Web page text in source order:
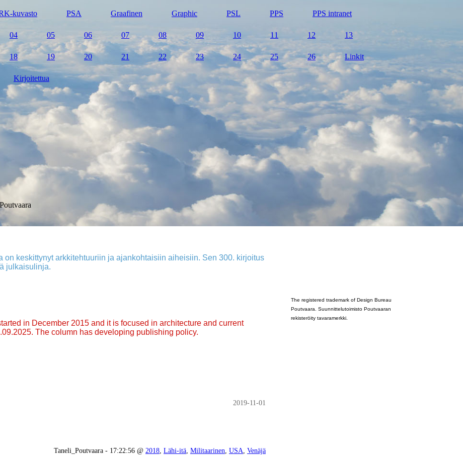
kuvasto PSA Graafinen Graphic PSL PPS PPS intranet
04 05 06 07 08 09 10 11 12 13
18 19 20 21 22 23 24 25 26 Linkit
Kirjoitettua
on keskittynyt arkkitehtuuriin ja ajankohtaisiin aiheisiin. Sen 300. kirjoitus
julkaisulinja.
in December 2015 and it is focused in architecture and current
The column has developing publishing policy.
2019-11-01
Taneli_Poutvaara - 17:22:56 @ 2018 Lähi-itä Militaarinen USA Venäjä
The registered trademark of Design Bureau
Poutvaara. Suunnittelutoimisto Poutvaaran
rekisteröity tavaramerkki.